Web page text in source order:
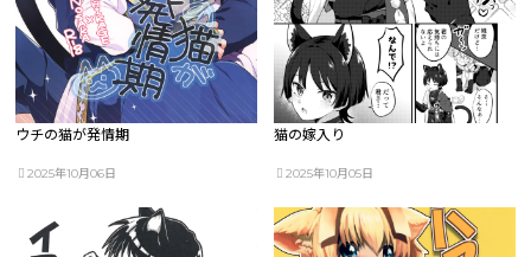
ウチの猫が発情期
2025年10月06日
猫の嫁入り
2025年10月05日